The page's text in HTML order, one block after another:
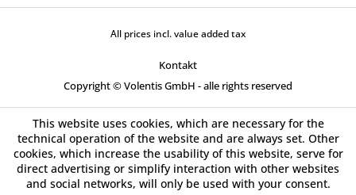
All prices incl. value added tax
Kontakt
Copyright © Volentis GmbH - alle rights reserved
This website uses cookies, which are necessary for the
technical operation of the website and are always set. Other
cookies, which increase the usability of this website, serve for
direct advertising or simplify interaction with other websites
and social networks, will only be used with your consent.